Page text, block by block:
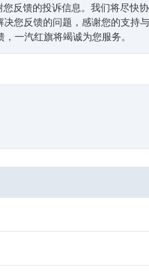
反馈的投诉信息。我们将尽快
您反馈的问题，感谢您的支持
一汽红旗将竭诚为您服务。